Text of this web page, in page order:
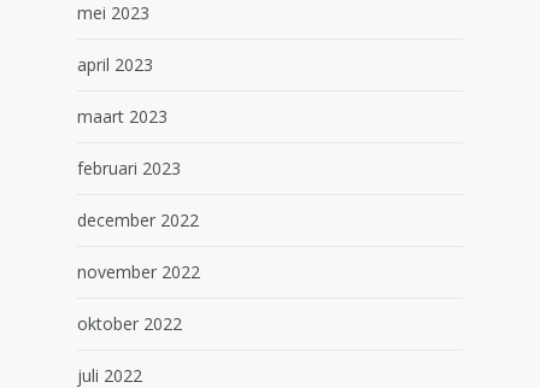
mei 2023
april 2023
maart 2023
februari 2023
december 2022
november 2022
oktober 2022
juli 2022